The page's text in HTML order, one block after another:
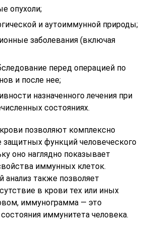
опухоли;
и аутоиммунной природы;
заболевания (включая
перед операцией по
и после нее;
назначенного лечения при
состояниях.
позволяют комплексно
защитных функций человеческого
оно наглядно показывает
иммунных клеток.
также позволяет
в крови тех или иных
иммунограмма — это
иммунитета человека.